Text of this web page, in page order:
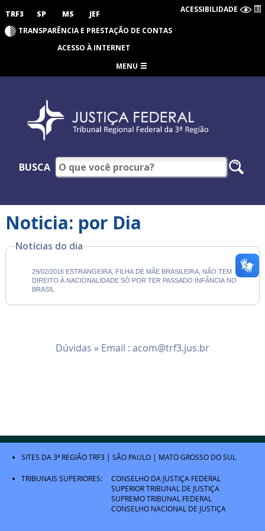
TRF3 SP MS JEF ACESSIBILIDADE
TRANSPARÊNCIA E PRESTAÇÃO DE CONTAS
ACESSO À INTERNET
MENU
BUSCA
Noticia: por Dia
Notícias do dia
29/02/2016 ESTRANGEIRA, FILHA DE MÃE BRASILEIRA, NÃO TEM
DIREITO À NACIONALIDADE SÓ POR TER PASSADO INFÂNCIA NO
BRASIL
Dúvidas » Email : acom@trf3.jus.br
SITES DA 3ª REGIÃOTRF3 | SÃO PAULO | MATO GROSSO DO SUL
TRIBUNAIS SUPERIORES:
CONSELHO DA JUSTIÇA FEDERAL
SUPERIOR TRIBUNAL DE JUSTIÇA
SUPREMO TRIBUNAL FEDERAL
CONSELHO NACIONAL DE JUSTIÇA